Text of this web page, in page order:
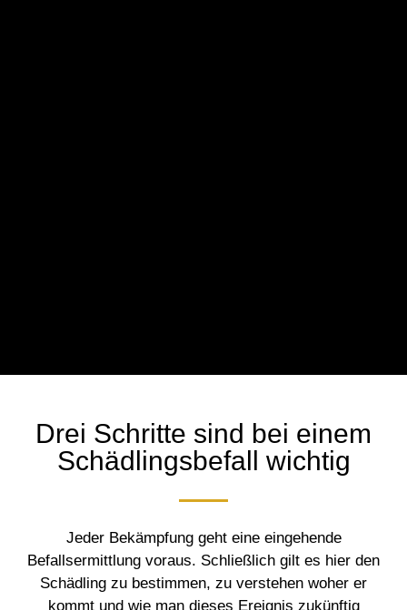
Drei Schritte sind bei einem
Schädlingsbefall wichtig
Jeder Bekämpfung geht eine eingehende
Befallsermittlung voraus. Schließlich gilt es hier den
Schädling zu bestimmen, zu verstehen woher er
kommt und wie man dieses Ereignis zukünftig